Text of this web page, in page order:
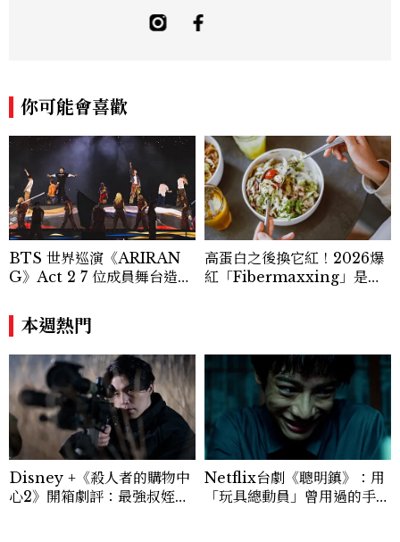
的主唱。從傳播到心理諮商、心理師到金屬
樂團主唱，不管在哪裡，似乎都是個「非典
最重要的事。
你可能會喜歡
BTS 世界巡演《ARIRAN
G》Act 2 7 位成員舞台造型
高蛋白之後換它紅！2026爆
紅「Fibermaxxing」是什
本週熱門
Disney +《殺人者的購物中
心2》開箱劇評：最強叔姪回
Netflix台劇《聰明鎮》：用
「玩具總動員」曾用過的手